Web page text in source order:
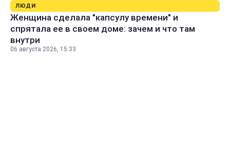
ЛЮДИ
Женщина сделала "капсулу времени" и
спрятала ее в своем доме: зачем и что там
внутри
06 августа 2026, 15:33